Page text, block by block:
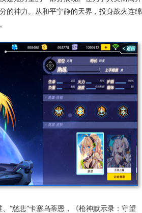
的神力。从和平宁静的天界，投身战火连绵
、“慈悲”卡塞乌蒂恩，《枪神默示录：守望